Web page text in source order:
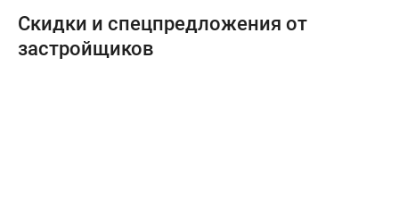
Скидки и спецпредложения от
застройщиков